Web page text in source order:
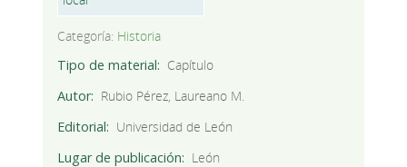
Categoría: Historia
Tipo de material
Capítulo
Autor
Rubio Pérez, Laureano M.
Editorial
Universidad de León
Lugar de publicación
León